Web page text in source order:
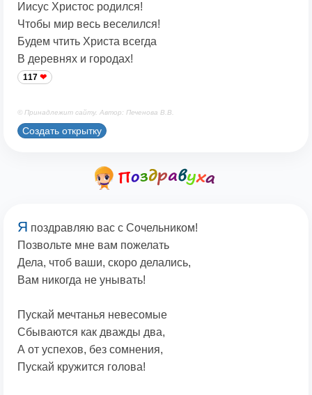
Иисус Христос родился!
Чтобы мир весь веселился!
Будем чтить Христа всегда
В деревнях и городах!
117
© Принадлежит сайту. Автор: Печенова В.В.
Создать открытку
Я поздравляю вас с Сочельником!
Позвольте мне вам пожелать
Дела, чтоб ваши, скоро делались,
Вам никогда не унывать!
Пускай мечтанья невесомые
Сбываются как дважды два,
А от успехов, без сомнения,
Пускай кружится голова!